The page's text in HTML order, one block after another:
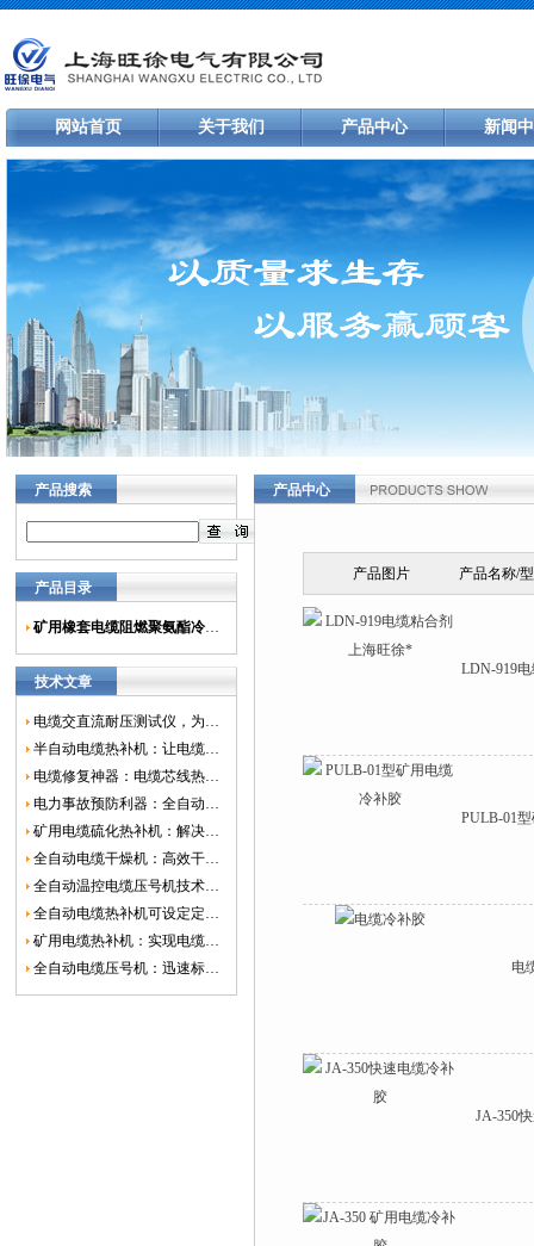
网站首页 关于我们 产品中心 新闻
产品搜索
产品目录
矿用橡套电缆阻燃聚氨酯冷补胶
技术文章
电缆交直流耐压测试仪，为电网安全保驾护航
半自动电缆热补机：让电缆修复更简单、更高效！
电缆修复神器：电缆芯线热补机如何保障电网安全？
电力事故预防利器：全自动控温电缆热补机
矿用电缆硫化热补机：解决矿山电缆故障的新选择
全自动电缆干燥机：高效干燥，电缆质量
全自动温控电缆压号机技术革新：数字化标识的新趋势
全自动电缆热补机可设定定时功能，实现自动化热补
矿用电缆热补机：实现电缆故障修复的高效装置
全自动电缆压号机：迅速标识电缆的利器
产品中心
产品图片 产品名称/
LDN-919
PULB-01
电
JA-350